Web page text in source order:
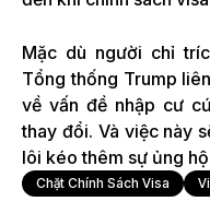
Mặc dù người chỉ
Tổng thống Trump
về vấn đề nhập cư
thay đổi. Và việc này
lôi kéo thêm sự ủng
Chặt Chính Sách Visa